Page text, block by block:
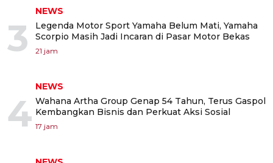
3
NEWS
Legenda Motor Sport Yamaha Belum Mati, Yamaha
Scorpio Masih Jadi Incaran di Pasar Motor Bekas
21 jam
4
NEWS
Wahana Artha Group Genap 54 Tahun, Terus Gaspol
Kembangkan Bisnis dan Perkuat Aksi Sosial
17 jam